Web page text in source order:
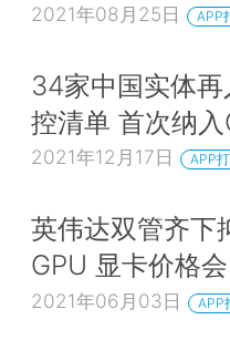
2021年08月25日 APP
34家中国实体
控清单 首次纳
2021年12月17日 APP
英伟达双管齐下
GPU 显卡价格
2021年06月03日 APP